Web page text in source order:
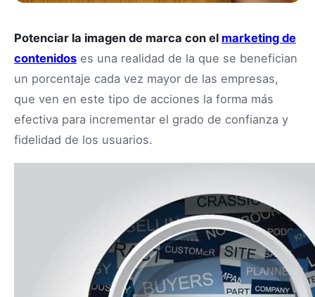
Potenciar la imagen de marca con el marketing de
contenidos es una realidad de la que se benefician
un porcentaje cada vez mayor de las empresas,
que ven en este tipo de acciones la forma más
efectiva para incrementar el grado de confianza y
fidelidad de los usuarios.